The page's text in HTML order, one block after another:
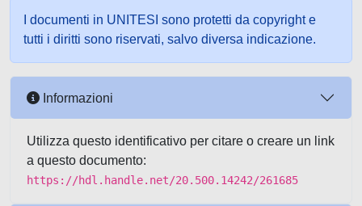
I documenti in UNITESI sono protetti da copyright e
tutti i diritti sono riservati, salvo diversa indicazione.
Informazioni
Utilizza questo identificativo per citare o creare un link
a questo documento:
https://hdl.handle.net/20.500.14242/261685